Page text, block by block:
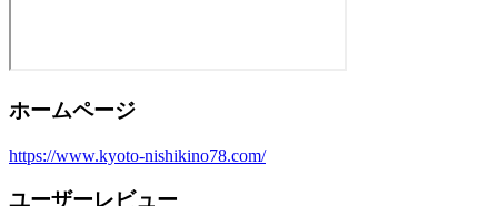
ホームページ
https://www.kyoto-nishikino78.com/
ユーザーレビュー